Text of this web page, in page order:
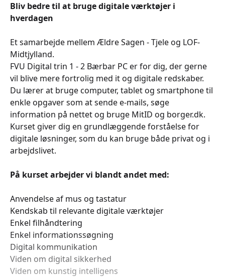
Bliv bedre til at bruge digitale værktøjer i
hverdagen
Et samarbejde mellem Ældre Sagen - Tjele og LOF-
Midtjylland.
FVU Digital trin 1 - 2 Bærbar PC er for dig, der gerne
vil blive mere fortrolig med it og digitale redskaber.
Du lærer at bruge computer, tablet og smartphone til
enkle opgaver som at sende e-mails, søge
information på nettet og bruge MitID og borger.dk.
Kurset giver dig en grundlæggende forståelse for
digitale løsninger, som du kan bruge både privat og i
arbejdslivet.
På kurset arbejder vi blandt andet med:
Anvendelse af mus og tastatur
Kendskab til relevante digitale værktøjer
Enkel filhåndtering
Enkel informationssøgning
Digital kommunikation
Viden om digital sikkerhed
Viden om kunstig intelligens